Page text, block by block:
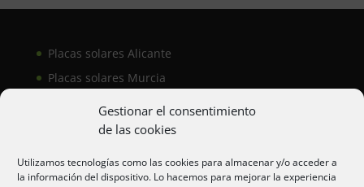
Gestionar el consentimiento
de las cookies
Utilizamos tecnologías como las cookies para almacenar y/o acceder a
la información del dispositivo. Lo hacemos para mejorar la experiencia
Placas solares Alicante
Placas solares Murcia
Aire acondicionado Alicante